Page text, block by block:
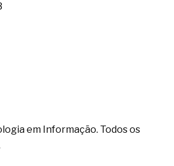
em Informação. Todos os